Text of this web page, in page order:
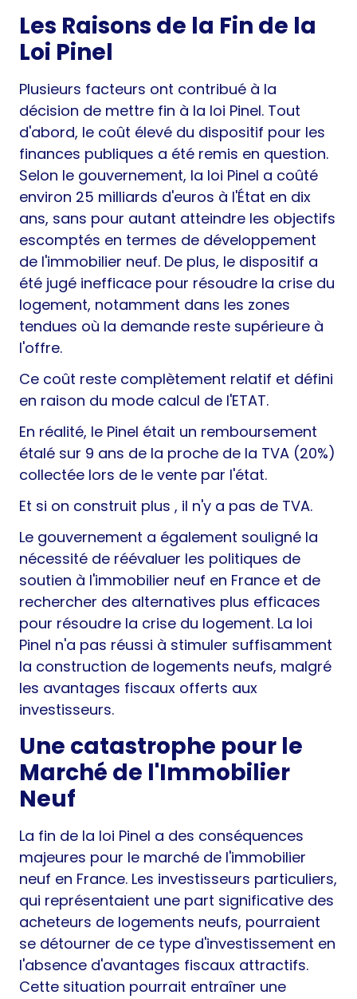
Les Raisons de la Fin de la
Loi Pinel
Plusieurs facteurs ont contribué à la
décision de mettre fin à la loi Pinel. Tout
d'abord, le coût élevé du dispositif pour les
finances publiques a été remis en question.
Selon le gouvernement, la loi Pinel a coûté
environ 25 milliards d'euros à l'État en dix
ans, sans pour autant atteindre les objectifs
escomptés en termes de développement
de l'immobilier neuf. De plus, le dispositif a
été jugé inefficace pour résoudre la crise du
logement, notamment dans les zones
tendues où la demande reste supérieure à
l'offre.
Ce coût reste complètement relatif et défini
en raison du mode calcul de l'ETAT.
En réalité, le Pinel était un remboursement
étalé sur 9 ans de la proche de la TVA (20%)
collectée lors de le vente par l'état.
Et si on construit plus , il n'y a pas de TVA.
Le gouvernement a également souligné la
nécessité de réévaluer les politiques de
soutien à l'immobilier neuf en France et de
rechercher des alternatives plus efficaces
pour résoudre la crise du logement. La loi
Pinel n'a pas réussi à stimuler suffisamment
la construction de logements neufs, malgré
les avantages fiscaux offerts aux
investisseurs.
Une catastrophe pour le
Marché de l'Immobilier
Neuf
La fin de la loi Pinel a des conséquences
majeures pour le marché de l'immobilier
neuf en France. Les investisseurs particuliers,
qui représentaient une part significative des
acheteurs de logements neufs, pourraient
se détourner de ce type d'investissement en
l'absence d'avantages fiscaux attractifs.
Cette situation pourrait entraîner une